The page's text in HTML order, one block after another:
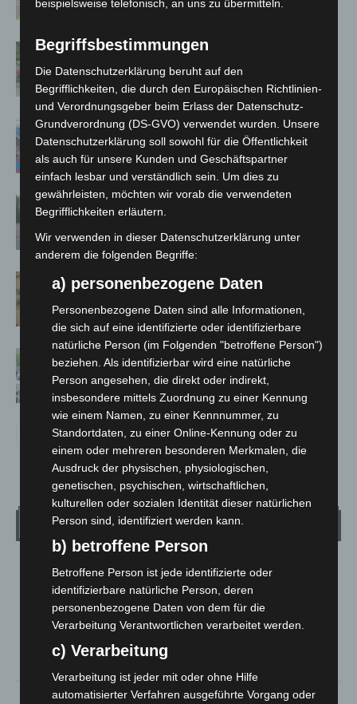
Region Hannover: 21 neue
Notfallsanitäter starten beim Roten
Kreuz
Mann läuft mit Hockeyschläger über
A7 – Polizei sucht Zeugen
Hannover: Polizei stoppt 166
Großkontrolle
Hannover Klassik Open Air 2026:
Blaulichtmeile Langenhagen 2026:
Polizei, Feuerwehr und Rettung
hautnah erleben
Wetter
LANGENHAGEN
Bedeckt
22.4°C
44% 4.5m/s 85%
beispielsweise telefonisch, an uns zu übermitteln.
Begriffsbestimmungen
Die Datenschutzerklärung beruht auf den
Begrifflichkeiten, die durch den Europäischen Richtlinien-
und Verordnungsgeber beim Erlass der Datenschutz-
Grundverordnung (DS-GVO) verwendet wurden. Unsere
Datenschutzerklärung soll sowohl für die Öffentlichkeit
als auch für unsere Kunden und Geschäftspartner
einfach lesbar und verständlich sein. Um dies zu
gewährleisten, möchten wir vorab die verwendeten
Begrifflichkeiten erläutern.
Wir verwenden in dieser Datenschutzerklärung unter
anderem die folgenden Begriffe:
a) personenbezogene Daten
Personenbezogene Daten sind alle Informationen,
die sich auf eine identifizierte oder identifizierbare
natürliche Person (im Folgenden "betroffene Person")
beziehen. Als identifizierbar wird eine natürliche
Person angesehen, die direkt oder indirekt,
insbesondere mittels Zuordnung zu einer Kennung
wie einem Namen, zu einer Kennnummer, zu
Standortdaten, zu einer Online-Kennung oder zu
einem oder mehreren besonderen Merkmalen, die
Ausdruck der physischen, physiologischen,
genetischen, psychischen, wirtschaftlichen,
kulturellen oder sozialen Identität dieser natürlichen
Person sind, identifiziert werden kann.
b) betroffene Person
Betroffene Person ist jede identifizierte oder
identifizierbare natürliche Person, deren
personenbezogene Daten von dem für die
Verarbeitung Verantwortlichen verarbeitet werden.
c) Verarbeitung
Verarbeitung ist jeder mit oder ohne Hilfe
automatisierter Verfahren ausgeführte Vorgang oder